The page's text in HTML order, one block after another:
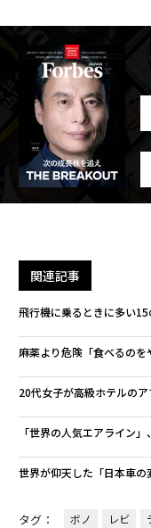
関連記事
飛行機に乗るときに多い
麻薬より危険「食べるの
20代女子が高級ホテルの
「世界の人気エアライン
世界が仰天した「日本車
タグ： ボノ レビ